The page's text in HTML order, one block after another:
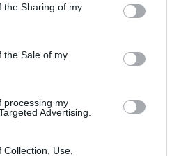
usage behaviour. You may click to
Google and its third-party tags to
specified purposes in below Google
the Sharing of my
the Sale of my
processing my
Advertising.
Use,
EGRI KATONÁKRA EMLÉKEZTEK A
el a szovjet hadsereg offenzíváját az
az ott állomásozó 2. magyar
között ott voltak az egri